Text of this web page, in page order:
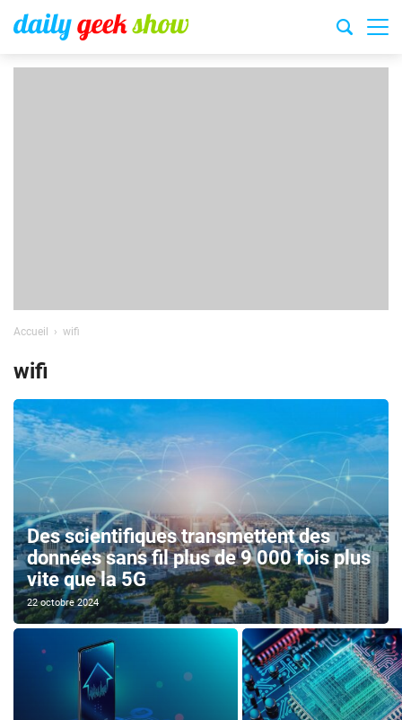
Accueil wifi
wifi
Des scientifiques transmettent des
données sans fil plus de 9 000 fois plus
vite que la 5G
22 octobre 2024